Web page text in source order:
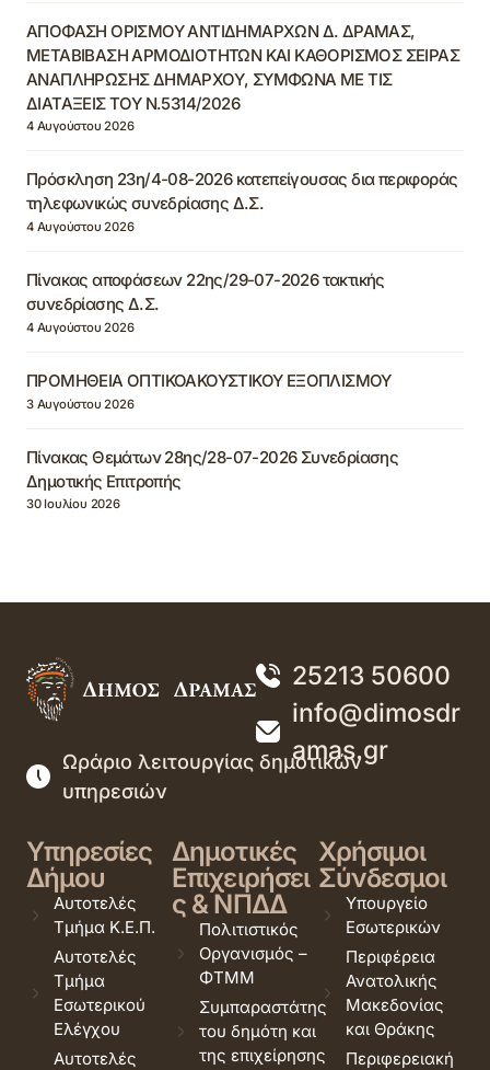
ΑΠΟΦΑΣΗ ΟΡΙΣΜΟΥ ΑΝΤΙΔΗΜΑΡΧΩΝ Δ. ΔΡΑΜΑΣ,
ΜΕΤΑΒΙΒΑΣΗ ΑΡΜΟΔΙΟΤΗΤΩΝ ΚΑΙ ΚΑΘΟΡΙΣΜΟΣ ΣΕΙΡΑΣ
ΑΝΑΠΛΗΡΩΣΗΣ ΔΗΜΑΡΧΟΥ, ΣΥΜΦΩΝΑ ΜΕ ΤΙΣ
ΔΙΑΤΑΞΕΙΣ ΤΟΥ Ν.5314/2026
4 Αυγούστου 2026
Πρόσκληση 23η/4-08-2026 κατεπείγουσας δια περιφοράς
τηλεφωνικώς συνεδρίασης Δ.Σ.
4 Αυγούστου 2026
Πίνακας αποφάσεων 22ης/29-07-2026 τακτικής
συνεδρίασης Δ.Σ.
4 Αυγούστου 2026
ΠΡΟΜΗΘΕΙΑ ΟΠΤΙΚΟΑΚΟΥΣΤΙΚΟΥ ΕΞΟΠΛΙΣΜΟΥ
3 Αυγούστου 2026
Πίνακας Θεμάτων 28ης/28-07-2026 Συνεδρίασης
Δημοτικής Επιτροπής
30 Ιουλίου 2026
25213 50600
info@dimosdr
amas.gr
Ωράριο λειτουργίας δημοτικών
υπηρεσιών
Υπηρεσίες
Δήμου
Αυτοτελές
Τμήμα Κ.Ε.Π.
Αυτοτελές
Τμήμα
Εσωτερικού
Ελέγχου
Αυτοτελές
Δημοτικές
Επιχειρήσει
ς & ΝΠΔΔ
Πολιτιστικός
Οργανισμός –
ΦΤΜΜ
Συμπαραστάτης
του δημότη και
της επιχείρησης
Χρήσιμοι
Σύνδεσμοι
Υπουργείο
Εσωτερικών
Περιφέρεια
Ανατολικής
Μακεδονίας
και Θράκης
Περιφερειακή